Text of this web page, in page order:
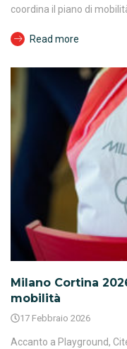
coordina il piano di
Read more
Milano Cortina
mobilità
17 Febbraio 2026
Accanto a Playground,